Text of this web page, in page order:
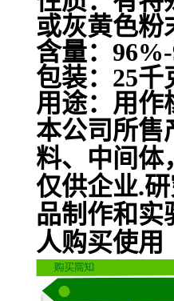
或灰黄色粉
含量：
包装：25千
用途：用作
本公司所售
料、中间体
仅供企业.
品制作和实
人购买使用